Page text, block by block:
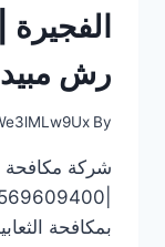
رش
By
شركة مكافحة
بمكافحة